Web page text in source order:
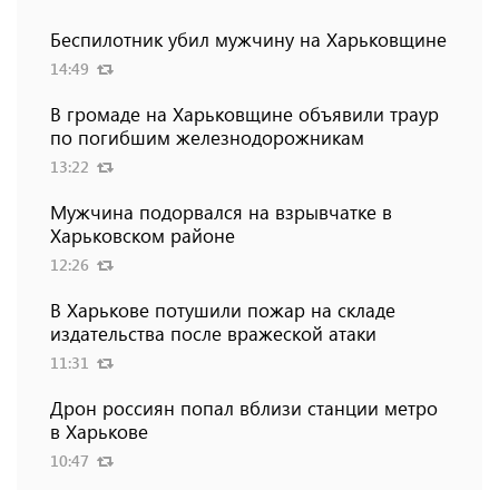
Беспилотник убил мужчину на Харьковщине
14:49
В громаде на Харьковщине объявили траур
по погибшим железнодорожникам
13:22
Мужчина подорвался на взрывчатке в
Харьковском районе
12:26
В Харькове потушили пожар на складе
издательства после вражеской атаки
11:31
Дрон россиян попал вблизи станции метро
в Харькове
10:47